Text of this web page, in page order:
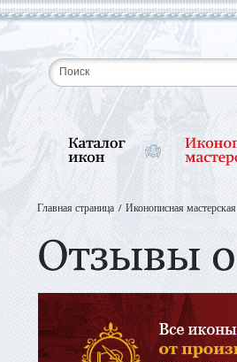
Главная страница Иконописная мастерская